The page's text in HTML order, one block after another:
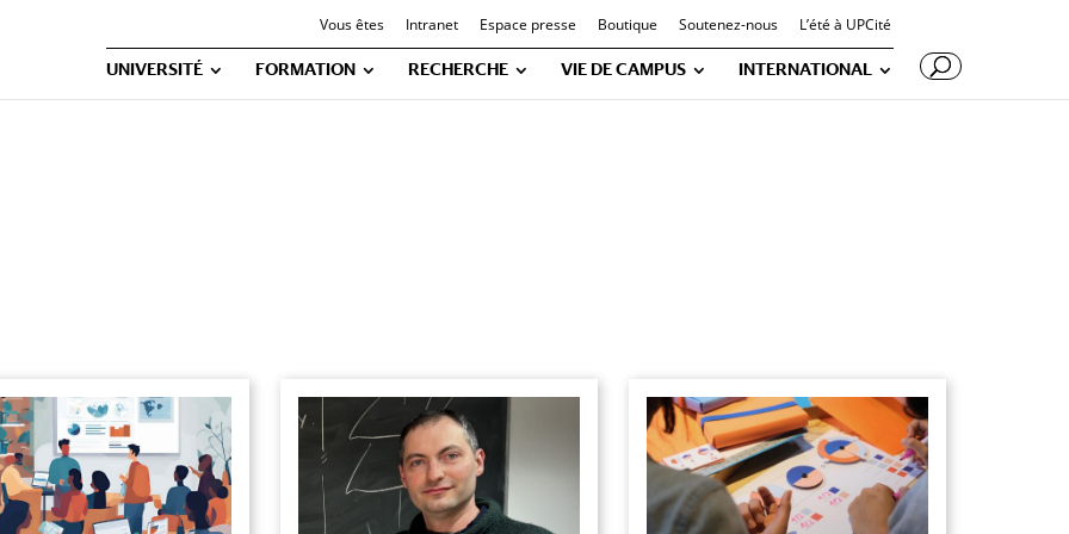
Vous êtes Intranet Espace presse Boutique Soutenez-nous L’été à UPCité
UNIVERSITÉ FORMATION RECHERCHE VIE DE CAMPUS INTERNATIONAL